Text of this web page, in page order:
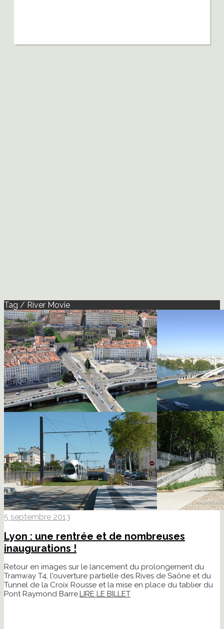
Tag / River Movie
5 septembre 2013
Lyon : une rentrée et de nombreuses
inaugurations !
Retour en images sur le lancement du prolongement du
Tramway T4, l'ouverture partielle des Rives de Saône et du
Tunnel de la Croix Rousse et la mise en place du tablier du
Pont Raymond Barre.LIRE LE BILLET